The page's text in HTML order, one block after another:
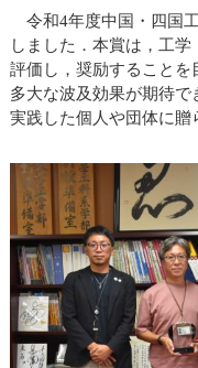
令和4年度中国・四国
しました．本賞は，工
評価し，奨励することを
多大な波及効果が期待で
実践した個人や団体に贈